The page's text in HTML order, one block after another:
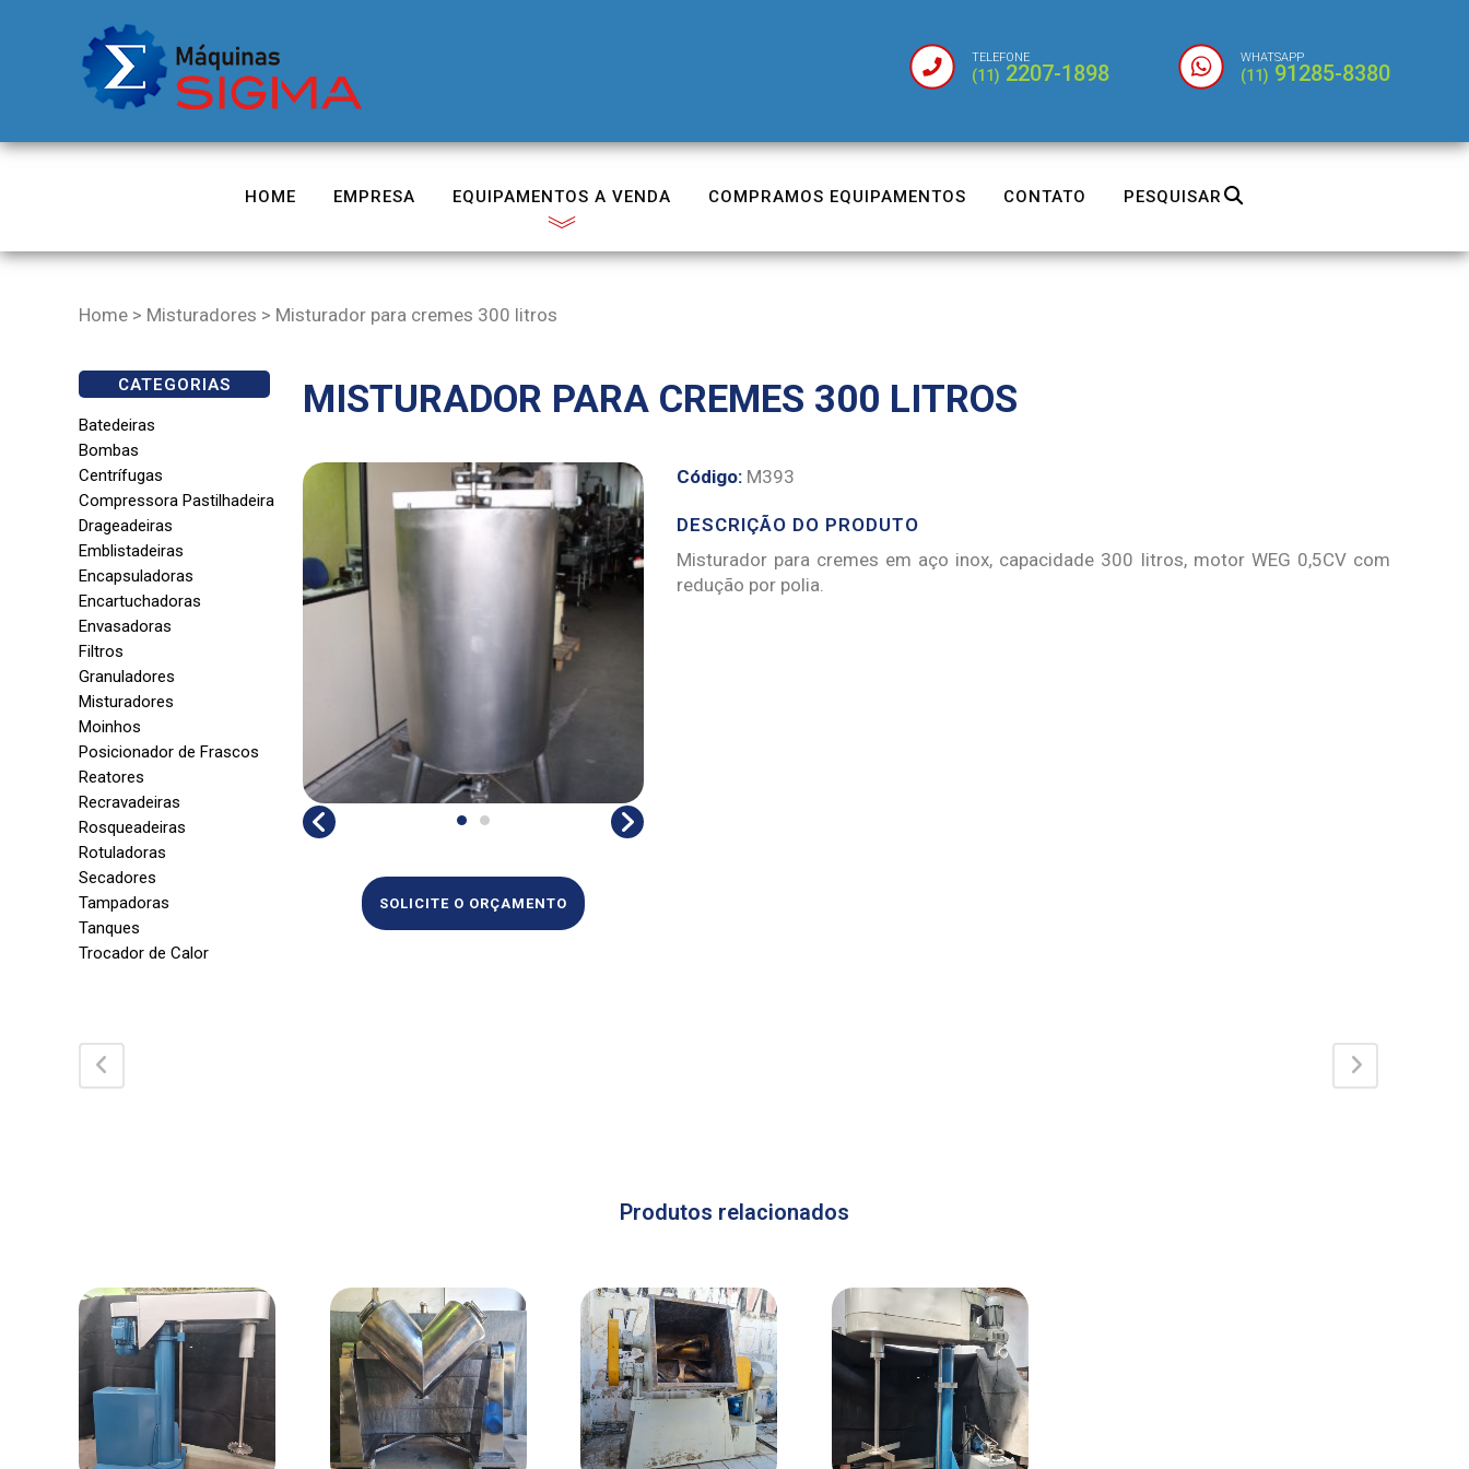
TELEFONE
(11) 2207-1898
WHATSAPP
(11) 91285-8380
HOME EMPRESA EQUIPAMENTOS A VENDA COMPRAMOS EQUIPAMENTOS CONTATO PESQUISAR
Home > Misturadores > Misturador para cremes 300 litros
CATEGORIAS
Batedeiras
Bombas
Centrífugas
Compressora Pastilhadeira
Drageadeiras
Emblistadeiras
Encapsuladoras
Encartuchadoras
Envasadoras
Filtros
Granuladores
Misturadores
Moinhos
Posicionador de Frascos
Reatores
Recravadeiras
Rosqueadeiras
Rotuladoras
Secadores
Tampadoras
Tanques
Trocador de Calor
MISTURADOR PARA CREMES 300 LITROS
SOLICITE O ORÇAMENTO
Código:M393
DESCRIÇÃO DO PRODUTO
Misturador para cremes em aço inox, capacidade 300 litros, motor WEG 0,5CV com
redução por polia.
Produtos relacionados